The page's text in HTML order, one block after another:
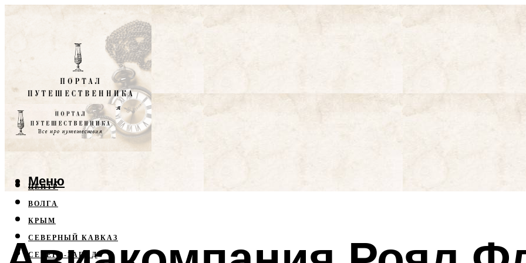
ЦЕНТР
ВОЛГА
КРЫМ
СЕВЕРНЫЙ КАВКАЗ
СЕВЕРО-ЗАПАД
Меню